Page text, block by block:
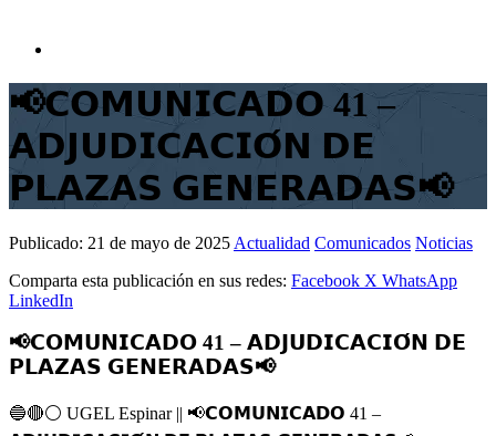
📢𝗖𝗢𝗠𝗨𝗡𝗜𝗖𝗔𝗗𝗢 41 –
𝗔𝗗𝗝𝗨𝗗𝗜𝗖𝗔𝗖𝗜𝗢́𝗡 𝗗𝗘
𝗣𝗟𝗔𝗭𝗔𝗦 𝗚𝗘𝗡𝗘𝗥𝗔𝗗𝗔𝗦📢
Publicado: 21 de mayo de 2025 Actualidad Comunicados Noticias
Comparta esta publicación en sus redes: Facebook X WhatsApp
LinkedIn
📢𝗖𝗢𝗠𝗨𝗡𝗜𝗖𝗔𝗗𝗢 41 – 𝗔𝗗𝗝𝗨𝗗𝗜𝗖𝗔𝗖𝗜𝗢́𝗡 𝗗𝗘
𝗣𝗟𝗔𝗭𝗔𝗦 𝗚𝗘𝗡𝗘𝗥𝗔𝗗𝗔𝗦📢
🔵🔴⚪️ UGEL Espinar || 📢𝗖𝗢𝗠𝗨𝗡𝗜𝗖𝗔𝗗𝗢 41 –